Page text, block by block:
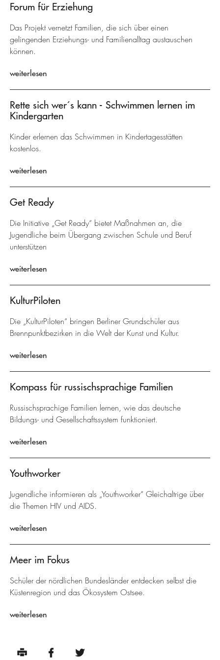
Forum für Erziehung
Das Projekt vernetzt Familien, die sich über einen
gelingenden Erziehungs- und Familienalltag austauschen
können.
weiterlesen
Rette sich wer´s kann - Schwimmen lernen im
Kindergarten
Kinder erlernen das Schwimmen in Kindertagesstätten
kostenlos.
weiterlesen
Get Ready
Die Initiative „Get Ready“ bietet Maßnahmen an, die
Jugendliche beim Übergang zwischen Schule und Beruf
unterstützen
weiterlesen
KulturPiloten
Die „KulturPiloten“ bringen Berliner Grundschüler aus
Brennpunktbezirken in die Welt der Kunst und Kultur.
weiterlesen
Kompass für russischsprachige Familien
Russischsprachige Familien lernen, wie das deutsche
Bildungs- und Gesellschaftssystem funktioniert.
weiterlesen
Youthworker
Jugendliche informieren als „Youthworker“ Gleichaltrige über
die Themen HIV und AIDS.
weiterlesen
Meer im Fokus
Schüler der nördlichen Bundesländer entdecken selbst die
Küstenregion und das Ökosystem Ostsee.
weiterlesen